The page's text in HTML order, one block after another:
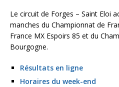
Le circuit de Forges – Saint Eloi
manches du Championnat de
France MX Espoirs 85 et du
Bourgogne.
Résultats en ligne
Horaires du week-end